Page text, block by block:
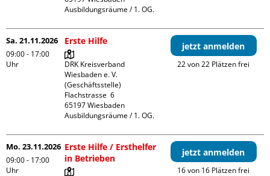
Ausbildungsräume / 1. OG.
Sa. 21.11.2026
09:00 - 17:00
Uhr
Erste Hilfe
DRK Kreisverband
Wiesbaden e. V.
(Geschäftsstelle)
Flachstrasse  6
65197 Wiesbaden
Ausbildungsräume / 1. OG.
jetzt anmelden
22 von 22 Plätzen frei
Mo. 23.11.2026
09:00 - 17:00
Uhr
Erste Hilfe / Ersthelfer
in Betrieben
jetzt anmelden
16 von 16 Plätzen frei